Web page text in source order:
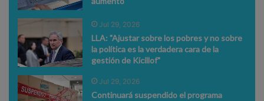
Jul 29, 2026
LLA: "Ajustar sobre los pobres y no sobre
la política es la verdadera cara de la
gestión de Kicillof"
Jul 29, 2026
Continuará suspendido el programa